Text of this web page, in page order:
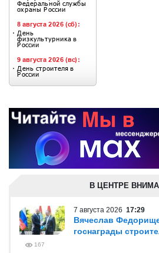
В ЦЕНТРЕ
7 августа 2026 17:29
Вячеслав
госнаграды
167